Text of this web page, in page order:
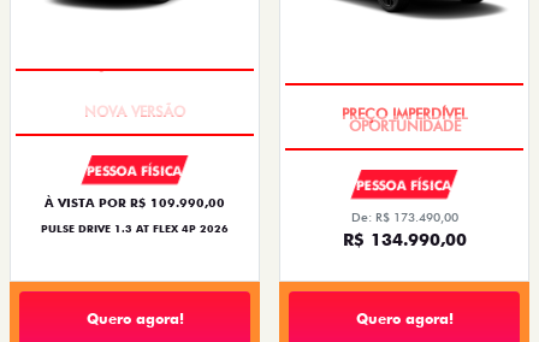
PESSOA FÍSICA
À VISTA POR R$ 109.990,00
PULSE DRIVE 1.3 AT FLEX 4P 2026
Quero agora!
PESSOA FÍSICA
De: R$ 173.490,00
R$ 134.990,00
Quero agora!